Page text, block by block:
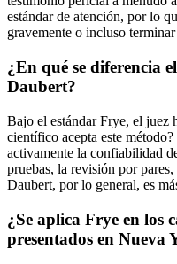
estándar de atención, por lo
gravemente o incluso
¿En qué se diferencia
Daubert?
Bajo el estándar Frye, el juez
científico acepta este
activamente la confiabilidad
pruebas, la revisión por
Daubert, por lo general, es
¿Se aplica Frye en los
presentados en Nueva